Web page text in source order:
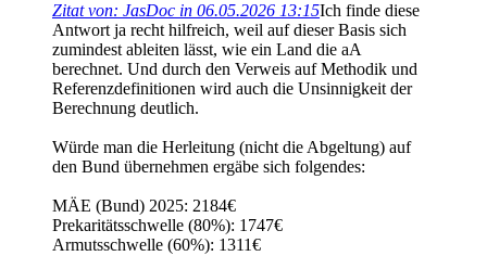
Zitat von: JasDoc in 06.05.2026 13:15Ich finde diese
Antwort ja recht hilfreich, weil auf dieser Basis sich
zumindest ableiten lässt, wie ein Land die aA
berechnet. Und durch den Verweis auf Methodik und
Referenzdefinitionen wird auch die Unsinnigkeit der
Berechnung deutlich.
Würde man die Herleitung (nicht die Abgeltung) auf
den Bund übernehmen ergäbe sich folgendes:
MÄE (Bund) 2025: 2184€
Prekaritätsschwelle (80%): 1747€
Armutsschwelle (60%): 1311€